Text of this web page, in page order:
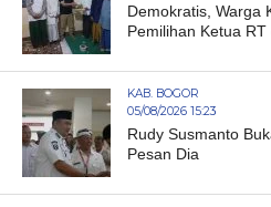
Demokratis, Warga
Pemilihan Ketua RT
KAB. BOGOR
05/08/2026 15:23
Rudy Susmanto
Pesan Dia